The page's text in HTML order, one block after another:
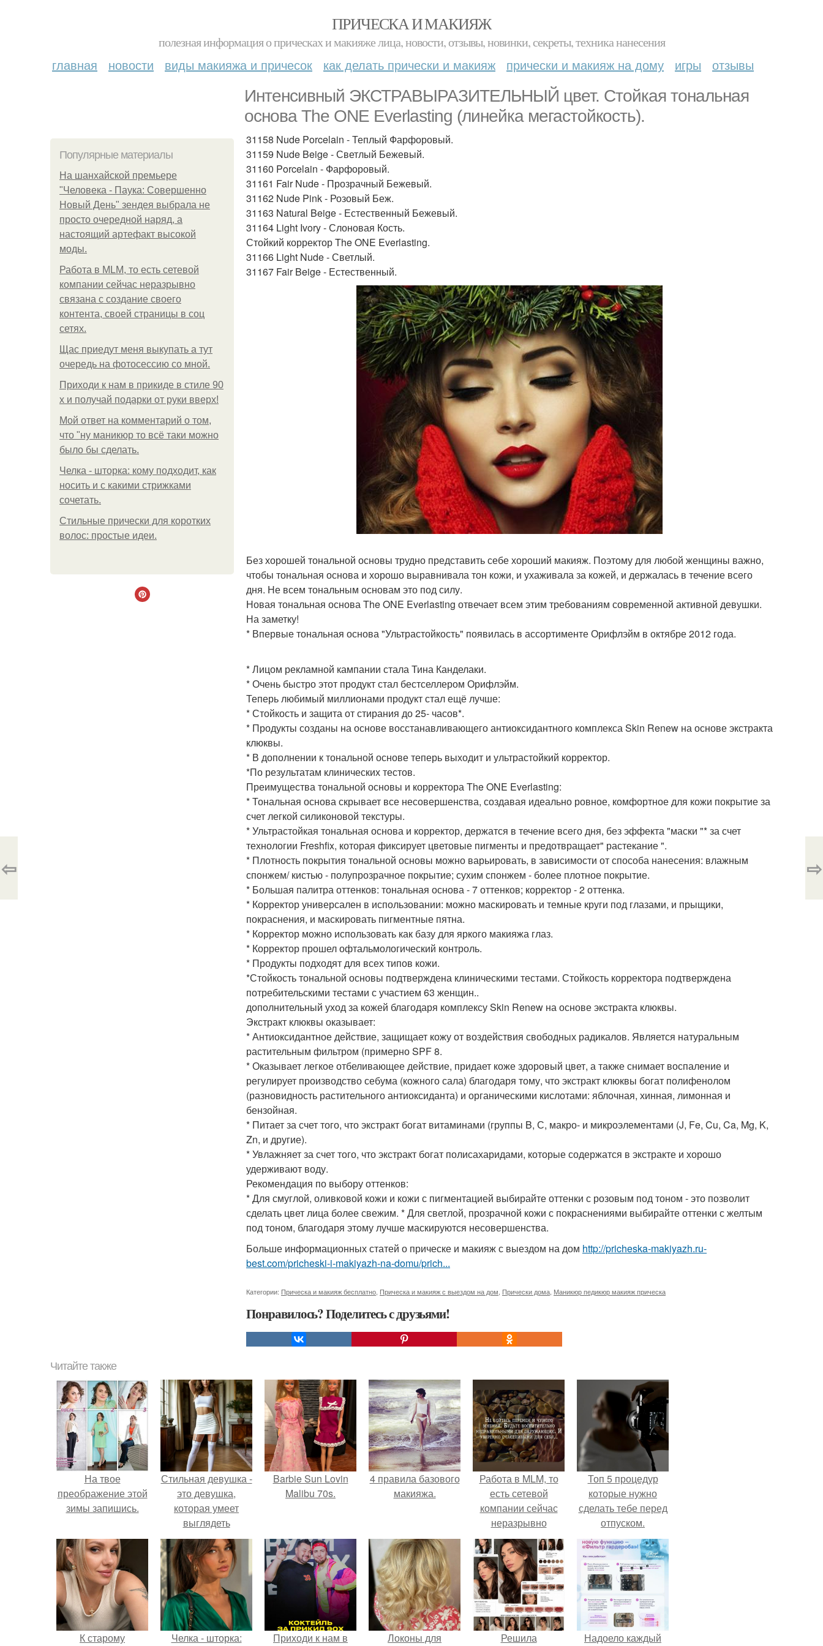
ПРИЧЕСКА И МАКИЯЖ
полезная информация о прическах и макияже лица, новости, отзывы, новинки, секреты, техника нанесения
главная новости виды макияжа и причесок как делать прически и макияж прически и макияж на дому игры отзывы
Интенсивный ЭКСТРАВЫРАЗИТЕЛЬНЫЙ цвет. Стойкая тональная
основа The ONE Everlasting (линейка мегастойкость).
Популярные материалы
На шанхайской премьере
"Человека - Паука: Совершенно
Новый День" зендея выбрала не
просто очередной наряд, а
настоящий артефакт высокой
моды.
Работа в MLM, то есть сетевой
компании сейчас неразрывно
связана с создание своего
контента, своей страницы в соц
сетях.
Щас приедут меня выкупать а тут
очередь на фотосессию со мной.
Приходи к нам в прикиде в стиле 90
х и получай подарки от руки вверх!
Мой ответ на комментарий о том,
что "ну маникюр то всё таки можно
было бы сделать.
Челка - шторка: кому подходит, как
носить и с какими стрижками
сочетать.
Стильные прически для коротких
волос: простые идеи.
31158 Nude Porcelain - Теплый Фарфоровый.
31159 Nude Beige - Светлый Бежевый.
31160 Porcelain - Фарфоровый.
31161 Fair Nude - Прозрачный Бежевый.
31162 Nude Pink - Розовый Беж.
31163 Natural Beige - Естественный Бежевый.
31164 Light Ivory - Слоновая Кость.
Стойкий корректор The ONE Everlasting.
31166 Light Nude - Светлый.
31167 Fair Beige - Естественный.
Без хорошей тональной основы трудно представить себе хороший макияж. Поэтому для любой женщины важно,
чтобы тональная основа и хорошо выравнивала тон кожи, и ухаживала за кожей, и держалась в течение всего
дня. Не всем тональным основам это под силу.
Новая тональная основа The ONE Everlasting отвечает всем этим требованиям современной активной девушки.
На заметку!
* Впервые тональная основа "Ультрастойкость" появилась в ассортименте Орифлэйм в октябре 2012 года.
* Лицом рекламной кампании стала Тина Канделаки.
* Очень быстро этот продукт стал бестселлером Орифлэйм.
Теперь любимый миллионами продукт стал ещё лучше:
* Стойкость и защита от стирания до 25- часов*.
* Продукты созданы на основе восстанавливающего антиоксидантного комплекса Skin Renew на основе экстракта
клюквы.
* В дополнении к тональной основе теперь выходит и ультрастойкий корректор.
*По результатам клинических тестов.
Преимущества тональной основы и корректора The ONE Everlasting:
* Тональная основа скрывает все несовершенства, создавая идеально ровное, комфортное для кожи покрытие за
счет легкой силиконовой текстуры.
* Ультрастойкая тональная основа и корректор, держатся в течение всего дня, без эффекта "маски "* за счет
технологии Freshfix, которая фиксирует цветовые пигменты и предотвращает" растекание ".
* Плотность покрытия тональной основы можно варьировать, в зависимости от способа нанесения: влажным
спонжем/ кистью - полупрозрачное покрытие; сухим спонжем - более плотное покрытие.
* Большая палитра оттенков: тональная основа - 7 оттенков; корректор - 2 оттенка.
* Корректор универсален в использовании: можно маскировать и темные круги под глазами, и прыщики,
покраснения, и маскировать пигментные пятна.
* Корректор можно использовать как базу для яркого макияжа глаз.
* Корректор прошел офтальмологический контроль.
* Продукты подходят для всех типов кожи.
*Стойкость тональной основы подтверждена клиническими тестами. Стойкость корректора подтверждена
потребительскими тестами с участием 63 женщин..
дополнительный уход за кожей благодаря комплексу Skin Renew на основе экстракта клюквы.
Экстракт клюквы оказывает:
* Антиоксидантное действие, защищает кожу от воздействия свободных радикалов. Является натуральным
растительным фильтром (примерно SPF 8.
* Оказывает легкое отбеливающее действие, придает коже здоровый цвет, а также снимает воспаление и
регулирует производство себума (кожного сала) благодаря тому, что экстракт клюквы богат полифенолом
(разновидность растительного антиоксиданта) и органическими кислотами: яблочная, хинная, лимонная и
бензойная.
* Питает за счет того, что экстракт богат витаминами (группы B, С, макро- и микроэлементами (J, Fe, Cu, Ca, Mg, K,
Zn, и другие).
* Увлажняет за счет того, что экстракт богат полисахаридами, которые содержатся в экстракте и хорошо
удерживают воду.
Рекомендация по выбору оттенков:
* Для смуглой, оливковой кожи и кожи с пигментацией выбирайте оттенки с розовым под тоном - это позволит
сделать цвет лица более свежим. * Для светлой, прозрачной кожи с покраснениями выбирайте оттенки с желтым
под тоном, благодаря этому лучше маскируются несовершенства.
Больше информационных статей о прическе и макияж с выездом на дом http://pricheska-makiyazh.ru-
best.com/pricheski-i-makiyazh-na-domu/prich...
Категории: Прическа и макияж бесплатно Прическа и макияж с выездом на дом Прически дома Маникюр педикюр макияж прическа
Понравилось? Поделитесь с друзьями!
⇦ ⇨
Читайте также
На твое
преображение этой
зимы запишись.
Стильная девушка -
это девушка,
которая умеет
выглядеть
привлекательно и
элегантно в любои
ситуации.
Barbie Sun Lovin
Malibu 70s.
4 правила базового
макияжа.
Работа в MLM, то
есть сетевой
компании сейчас
неразрывно
связана с создание
своего контента,
своей страницы в
соц сетях.
Топ 5 процедур
которые нужно
сделать тебе перед
отпуском.
К старому
Челка - шторка:
Приходи к нам в
Локоны для
Решила
Надоело каждый